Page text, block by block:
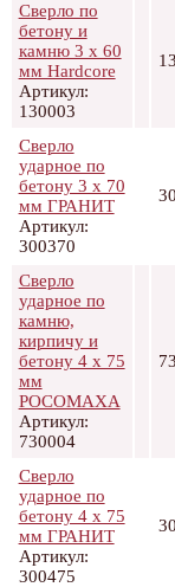
Сверло по
бетону и
камню 3 x 60
мм Hardcore
Артикул:
130003
Сверло
ударное по
бетону 3 х 70
мм ГРАНИТ
Артикул:
300370
Сверло
ударное по
камню,
кирпичу и
бетону 4 х 75
мм
РОСОМАХА
Артикул:
730004
Сверло
ударное по
бетону 4 х 75
мм ГРАНИТ
Артикул:
300475